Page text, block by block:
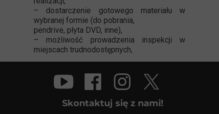
Skontaktuj się z nami!
– dostarczenie gotowego materiału w
wybranej formie (do pobrania,
pendrive, płyta DVD, inne),
– możliwość prowadzenia inspekcji w
miejscach trudnodostępnych,